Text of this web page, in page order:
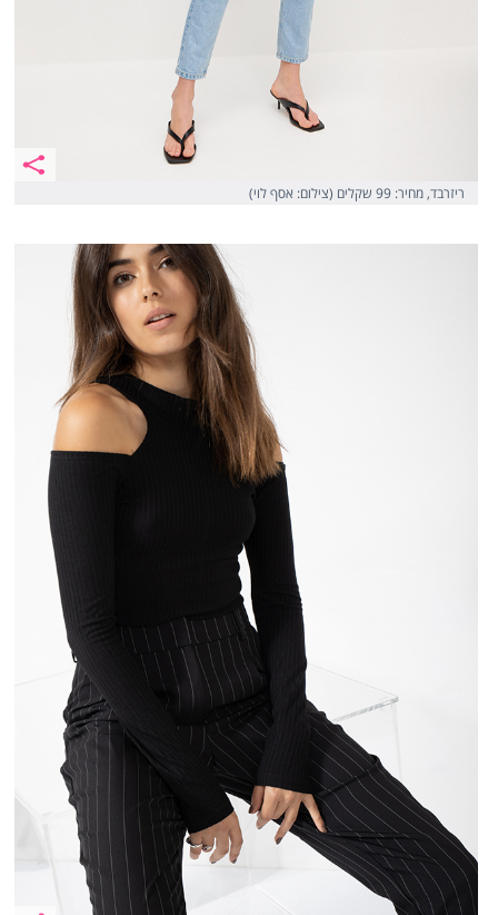
ריזרבד, מחיר: 99 שקלים (צילום: אסף לוי)